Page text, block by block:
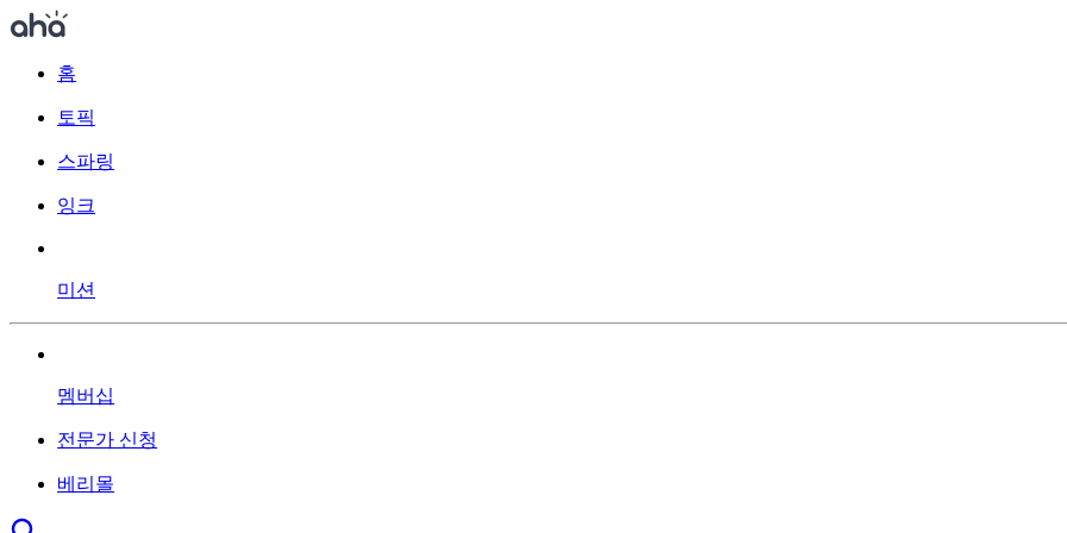
홈
토픽
스파링
잉크
미션
멤버십
전문가 신청
베리몰